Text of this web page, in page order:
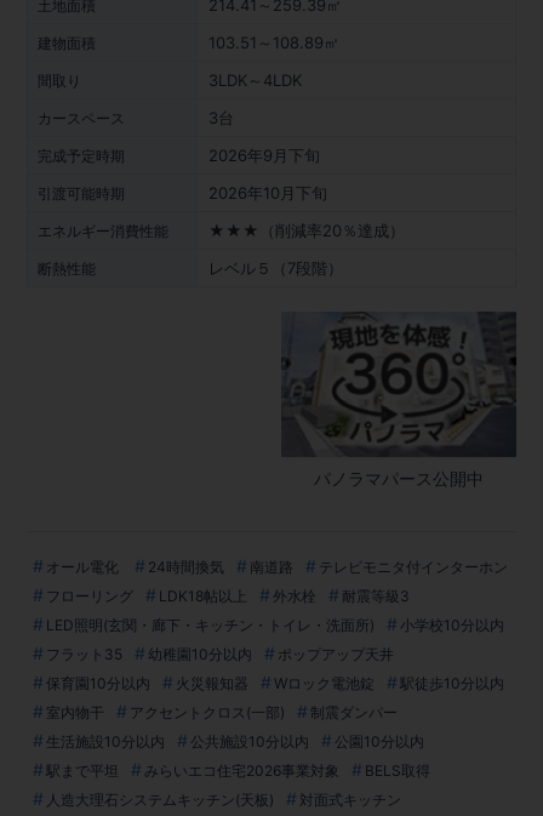
土地面積 214.41～259.39㎡
建物面積 103.51～108.89㎡
間取り 3LDK～4LDK
カースペース 3台
完成予定時期 2026年9月下旬
引渡可能時期 2026年10月下旬
エネルギー消費性能 ★★★（削減率20％達成）
断熱性能 レベル５（7段階）
オール電化 24時間換気 南道路
テレビモニタ付インターホン
フローリング
LDK18帖以上 外水栓
耐震等級3
LED照明(玄関・廊下・キッチン・トイレ・洗面所)
小学校10分以内
フラット35
幼稚園10分以内
ポップアップ天井
保育園10分以内
火災報知器 Wロック電池錠
駅徒歩10分以内
室内物干
アクセントクロス(一部)
制震ダンパー
生活施設10分以内
公共施設10分以内
公園10分以内
駅まで平坦
みらいエコ住宅2026事業対象
BELS取得
人造大理石システムキッチン(天板)
対面式キッチン
パノラマパース公開中